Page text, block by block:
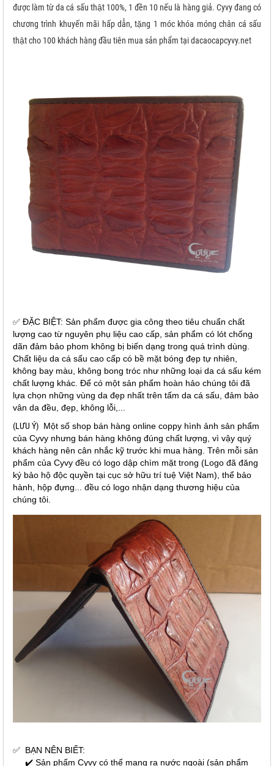
được làm từ da cá sấu thật 100%, 1 đền 10 nếu là hàng giả. Cyvy đang có
chương trình khuyến mãi hấp dẫn, tặng 1 móc khóa móng chân cá sấu
thật cho 100 khách hàng đầu tiên mua sản phẩm tại dacaocapcyvy.net
✅ ĐẶC BIỆT: Sản phẩm được gia công theo tiêu chuẩn chất
lượng cao từ nguyên phụ liệu cao cấp, sản phẩm có lót chống
dãn đảm bảo phom không bị biến dạng trong quá trình dùng.
Chất liệu da cá sấu cao cấp có bề mặt bóng đẹp tự nhiên,
không bay màu, không bong tróc như những loại da cá sấu kém
chất lượng khác. Để có một sản phẩm hoàn hảo chúng tôi đã
lựa chọn những vùng da đẹp nhất trên tấm da cá sấu, đảm bảo
vân da đều, đẹp, không lỗi,...
(LƯU Ý) Một số shop bán hàng online coppy hình ảnh sản phẩm
của Cyvy nhưng bán hàng không đúng chất lượng, vì vậy quý
khách hàng nên cân nhắc kỹ trước khi mua hàng. Trên mỗi sản
phẩm của Cyvy đều có logo dập chìm mặt trong (Logo đã đăng
ký bảo hộ độc quyền tại cục sở hữu trí tuệ Việt Nam), thể bảo
hành, hộp đựng... đều có logo nhận dạng thương hiệu của
chúng tôi.
✅ BẠN NÊN BIẾT:
✔️ Sản phẩm Cyvy có thể mang ra nước ngoài (sản phẩm